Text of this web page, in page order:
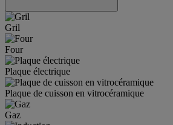
Gril
Four
Plaque électrique
Plaque de cuisson en vitrocéramique
Gaz